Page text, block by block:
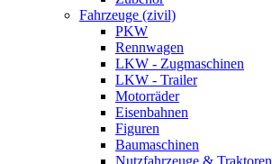
Fahrzeuge (zivil)
PKW
Rennwagen
LKW - Zugmaschinen
LKW - Trailer
Motorräder
Eisenbahnen
Figuren
Baumaschinen
Nutzfahrzeuge & Traktoren